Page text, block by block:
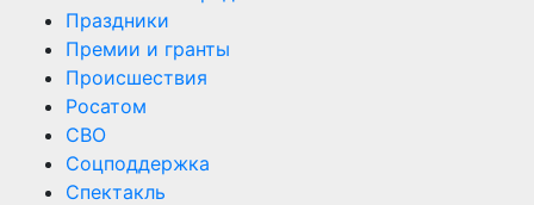
Праздники
Премии и гранты
Происшествия
Росатом
СВО
Соцподдержка
Спектакль